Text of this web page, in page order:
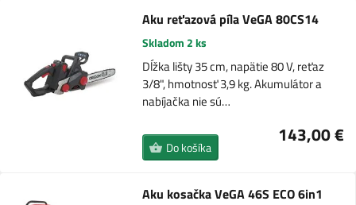
Aku reťazová píla VeGA 80CS14
Skladom 2 ks
Dĺžka lišty 35 cm, napätie 80 V, reťaz
3/8", hmotnosť 3,9 kg. Akumulátor a
nabíjačka nie sú…
143,00 €
Do košíka
Aku kosačka VeGA 46S ECO 6in1